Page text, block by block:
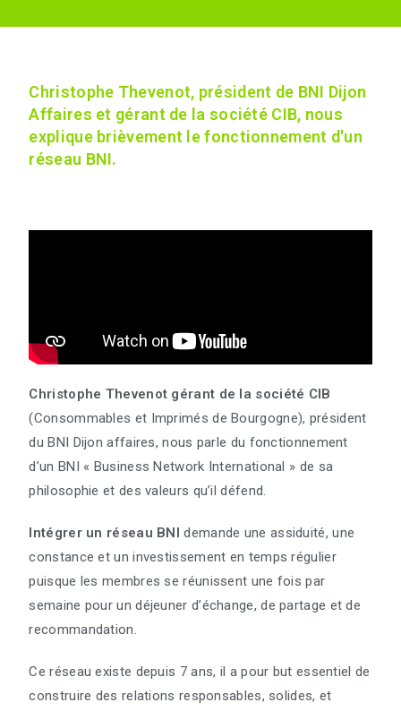
Christophe Thevenot, président de BNI Dijon
Affaires et gérant de la société CIB, nous
explique brièvement le fonctionnement d'un
réseau BNI.
Christophe Thevenot gérant de la société CIB
(Consommables et Imprimés de Bourgogne), président
du BNI Dijon affaires, nous parle du fonctionnement
d’un BNI « Business Network International » de sa
philosophie et des valeurs qu’il défend.
Intégrer un réseau BNI demande une assiduité, une
constance et un investissement en temps régulier
puisque les membres se réunissent une fois par
semaine pour un déjeuner d’échange, de partage et de
recommandation.
Ce réseau existe depuis 7 ans, il a pour but essentiel de
construire des relations responsables, solides, et